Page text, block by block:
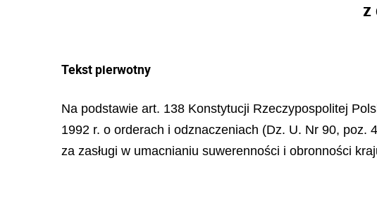
z
Tekst pierwotny
Na podstawie art. 138 Konstytucji Rzeczypospolitej
1992 r. o orderach i odznaczeniach (Dz. U. Nr 90, poz.
za zasługi w umacnianiu suwerenności i obronności